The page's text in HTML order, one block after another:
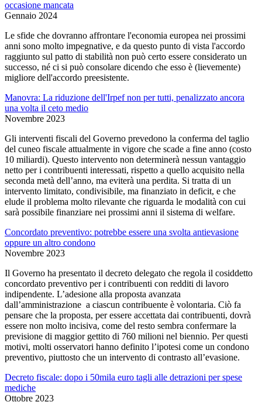
occasione mancata
Gennaio 2024
Le sfide che dovranno affrontare l'economia europea nei prossimi
anni sono molto impegnative, e da questo punto di vista l'accordo
raggiunto sul patto di stabilità non può certo essere considerato un
successo, né ci si può consolare dicendo che esso è (lievemente)
migliore dell'accordo preesistente.
Manovra: La riduzione dell'Irpef non per tutti, penalizzato ancora
una volta il ceto medio
Novembre 2023
Gli interventi fiscali del Governo prevedono la conferma del taglio
del cuneo fiscale attualmente in vigore che scade a fine anno (costo
10 miliardi). Questo intervento non determinerà nessun vantaggio
netto per i contribuenti interessati, rispetto a quello acquisito nella
seconda metà dell’anno, ma eviterà una perdita. Si tratta di un
intervento limitato, condivisibile, ma finanziato in deficit, e che
elude il problema molto rilevante che riguarda le modalità con cui
sarà possibile finanziare nei prossimi anni il sistema di welfare.
Concordato preventivo: potrebbe essere una svolta antievasione
oppure un altro condono
Novembre 2023
Il Governo ha presentato il decreto delegato che regola il cosiddetto
concordato preventivo per i contribuenti con redditi di lavoro
indipendente. L’adesione alla proposta avanzata
dall’amministrazione a ciascun contribuente è volontaria. Ciò fa
pensare che la proposta, per essere accettata dai contribuenti, dovrà
essere non molto incisiva, come del resto sembra confermare la
previsione di maggior gettito di 760 milioni nel biennio. Per questi
motivi, molti osservatori hanno definito l’ipotesi come un condono
preventivo, piuttosto che un intervento di contrasto all’evasione.
Decreto fiscale: dopo i 50mila euro tagli alle detrazioni per spese
mediche
Ottobre 2023